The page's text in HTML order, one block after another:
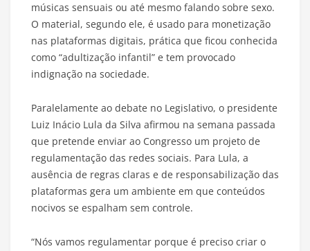
músicas sensuais ou até mesmo falando sobre sexo.
O material, segundo ele, é usado para monetização
nas plataformas digitais, prática que ficou conhecida
como “adultização infantil” e tem provocado
indignação na sociedade.
Paralelamente ao debate no Legislativo, o presidente
Luiz Inácio Lula da Silva afirmou na semana passada
que pretende enviar ao Congresso um projeto de
regulamentação das redes sociais. Para Lula, a
ausência de regras claras e de responsabilização das
plataformas gera um ambiente em que conteúdos
nocivos se espalham sem controle.
“Nós vamos regulamentar porque é preciso criar o